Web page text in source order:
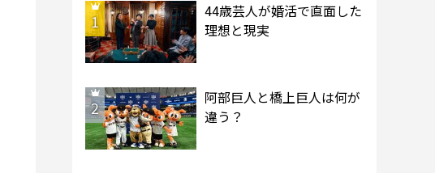
1
44歳芸人が婚活で直面した
理想と現実
2
阿部巨人と橋上巨人は何が
違う？